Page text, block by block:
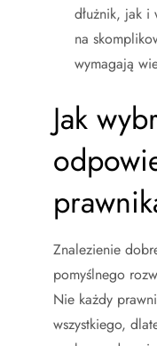
dłużnik, jak i
na
wymagają
Jak
Znalezienie
pomyślnego
Nie każdy
wszystkiego,